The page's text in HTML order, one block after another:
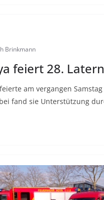
Brinkmann
feiert 28.
am vergangen
fand sie Unterstützung